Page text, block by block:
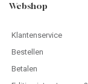
Webshop
Klantenservice
Bestellen
Betalen